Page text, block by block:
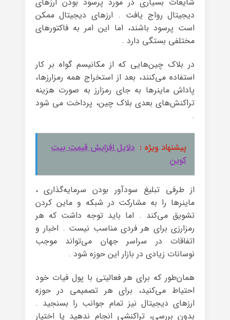
دیجیتال رواج یافت . ارزهای دیجیتال ممکن
است پرسود باشند، اما این امر به فاکتورهای
مختلفی بستگی دارد .
در بلاک چین‌هایی که از مکانیسم گواه بر کار
استفاده می‌کنند، بعد از استخراج همه‌ رمزارزها،
پاداش ماینرها به جای رمزارز به صورت هزینه‌
تراکنش‌های بعدی بلاک چین، پرداخت‌ می شود
.
پیشنهاد ویژه : دلایل افزایش قیمت بیت
کوین
از طرفی تبلیغ سودآور بودن سرمایه‌گذاری ،
ماینر‌ها را به مشارکت در شبکه و ماین کردن
تشویق می‌کند . اما باید توجه داشت که هر
رمزارزی برای هر فردی مناسب نیست . اخبار و
اتفاقات در سراسر جهان می‌تواند موجب
نوسانات زیادی در بازار این حوزه شود .
همان‌طور که برای هر فعالیتی با پول فیات خود
احتیاط می‌کنید، برای هر تصمیمی در حوزه‌
ارزهای دیجیتال نیز تمام جوانب را بسنجید .
بدون بررسی، تراکنشی انجام ندهید یا اختیار